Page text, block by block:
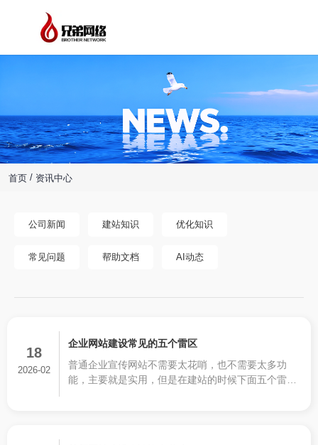
首页 / 资讯中心
公司新闻 建站知识 优化知识
常见问题 帮助文档 AI动态
18
2026-02
企业网站建设常见的五个雷区
普通企业宣传网站不需要太花哨，也不需要太多功
能，主要就是实用，但是在建站的时候下面五个雷区